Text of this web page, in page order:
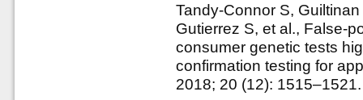
Tandy-Connor S,
Gutierrez S, et al., False-
consumer genetic tests
confirmation testing for
2018; 20 (12):